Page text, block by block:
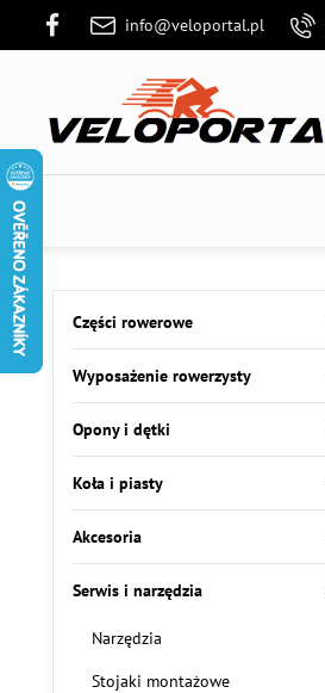
info@veloportal.pl
Części rowerowe
Wyposażenie rowerzysty
Opony i dętki
Koła i piasty
Akcesoria
Serwis i narzędzia
Narzędzia
Stojaki montażowe